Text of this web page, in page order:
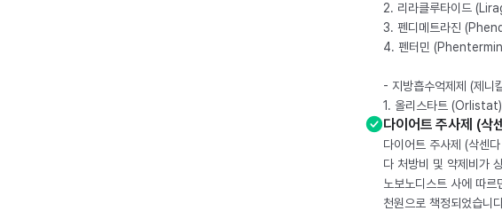
2. 리라클루타이드
3. 펜디메트라진
4. 펜터민
- 지방흡수억제제 (제니
1. 올리스타트
다이어트 주사제 (삭
다이어트 주사제 (삭센
다 처방비 및 약제비가
노보노디스트 사에 따
천원으로 책정되었습니